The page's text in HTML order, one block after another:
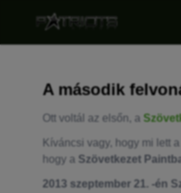
A második
Ott voltál az elsőn, a
Kíváncsi vagy, hogy mi lett a
hogy a Szövetkezet
2013 szeptember 21. -én